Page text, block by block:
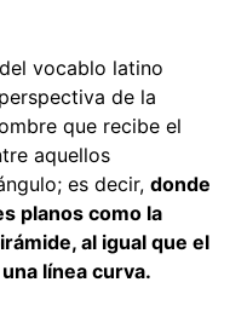
vocablo latino
de la
que recibe el
aquellos
es decir, donde
planos como la
al igual que el
línea curva.